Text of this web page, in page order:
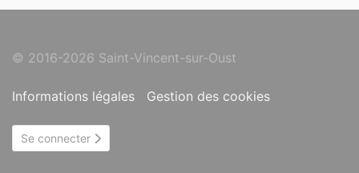
© 2016-2026 Saint-Vincent-sur-Oust
Informations légales Gestion des cookies
Se connecter